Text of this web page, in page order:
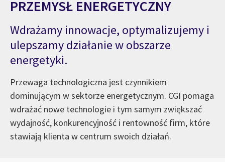
PRZEMYSŁ ENERGETYCZNY
Wdrażamy innowacje, optymalizujemy i
ulepszamy działanie w obszarze
energetyki.
Przewaga technologiczna jest czynnikiem
dominującym w sektorze energetycznym. CGI pomaga
wdrażać nowe technologie i tym samym zwiększać
wydajność, konkurencyjność i rentowność firm, które
stawiają klienta w centrum swoich działań.